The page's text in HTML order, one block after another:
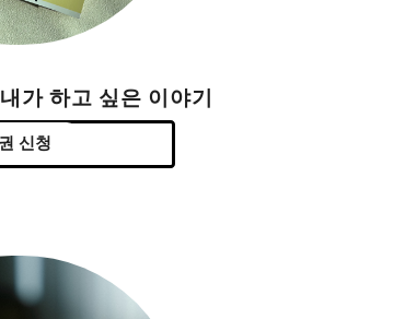
가 하고 싶은 이야기
신청